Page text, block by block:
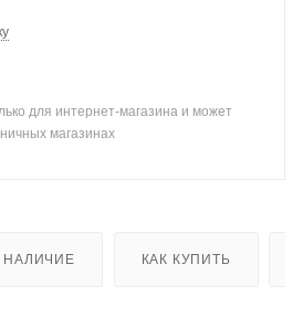
для интернет-магазина и может
магазинах
НАЛИЧИЕ КАК КУПИТЬ